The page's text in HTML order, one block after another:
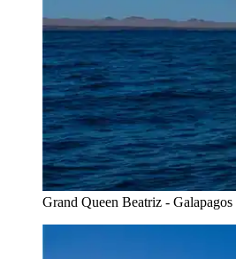
Grand Queen Beatriz - Galapagos